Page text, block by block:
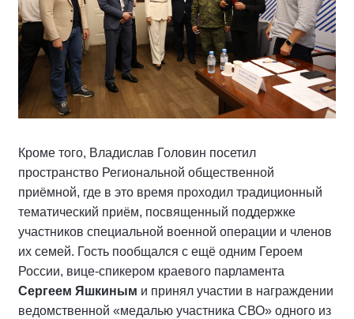
Кроме того, Владислав Головин посетил
пространство Региональной общественной
приёмной, где в это время проходил традиционный
тематический приём, посвященный поддержке
участников специальной военной операции и членов
их семей. Гость пообщался с ещё одним Героем
России, вице-спикером краевого парламента
Сергеем Яшкиным и принял участии в награждении
ведомственной «медалью участника СВО» одного из